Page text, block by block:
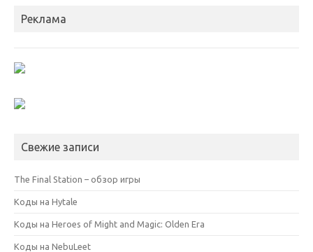
Реклама
Свежие записи
The Final Station – обзор игры
Коды на Hytale
Коды на Heroes of Might and Magic: Olden Era
Коды на NebuLeet